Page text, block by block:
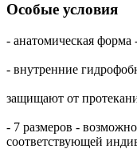
Особые условия
- анатомическая форма
- внутренние
защищают от
- 7 размеров -
соответствующей